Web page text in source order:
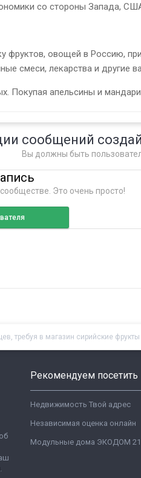
со стороны Запада,
фруктов, овощей в Россию,
смеси, лекарства и
Покупая апельсины и
сообщений
Вы должны быть
Это очень просто!
требуя в магазин сирийские
Рекомендуем посетить
Недвижимость Твой адрес
Независимая оценка онлайн
Модульные дома ЭКОДОМ 21